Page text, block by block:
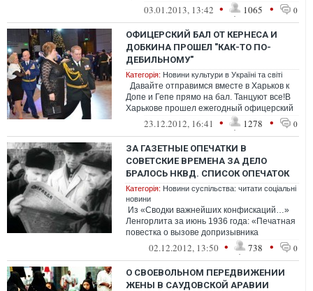
что впервые МКК в разл...
03.01.2013, 13:42 • 1065 • 0
ОФИЦЕРСКИЙ БАЛ ОТ КЕРНЕСА И
ДОБКИНА ПРОШЕЛ "КАК-ТО ПО-
ДЕБИЛЬНОМУ"
Категорія: Новини культури в Україні та світі
Давайте отправимся вместе в Харьков к
Допе и Гепе прямо на бал. Танцуют все!В
Харькове прошел ежегодный офицерский
бал. У нас в Украин...
23.12.2012, 16:41 • 1278 • 0
ЗА ГАЗЕТНЫЕ ОПЕЧАТКИ В
СОВЕТСКИЕ ВРЕМЕНА ЗА ДЕЛО
БРАЛОСЬ НКВД. СПИСОК ОПЕЧАТОК
Категорія: Новини суспільства: читати соціальні
новини
Из «Сводки важнейших конфискаций…»
Ленгорлита за июнь 1936 года: «Печатная
повестка о вызове допризывника
(Сясьстрой): вместо слов „указанн...
02.12.2012, 13:50 • 738 • 0
О СВОЕВОЛЬНОМ ПЕРЕДВИЖЕНИИ
ЖЕНЫ В САУДОВСКОЙ АРАВИИ